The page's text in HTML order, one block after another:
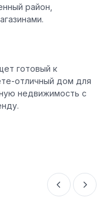
район,
готовый к
отличный дом для
недвижимость с